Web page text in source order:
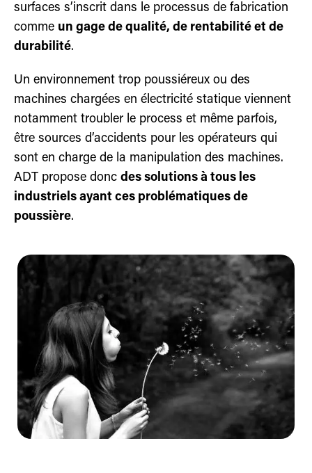
surfaces s’inscrit dans le processus de fabrication
comme un gage de qualité, de rentabilité et de
durabilité.
Un environnement trop poussiéreux ou des
machines chargées en électricité statique viennent
notamment troubler le process et même parfois,
être sources d’accidents pour les opérateurs qui
sont en charge de la manipulation des machines.
ADT propose donc des solutions à tous les
industriels ayant ces problématiques de
poussière.